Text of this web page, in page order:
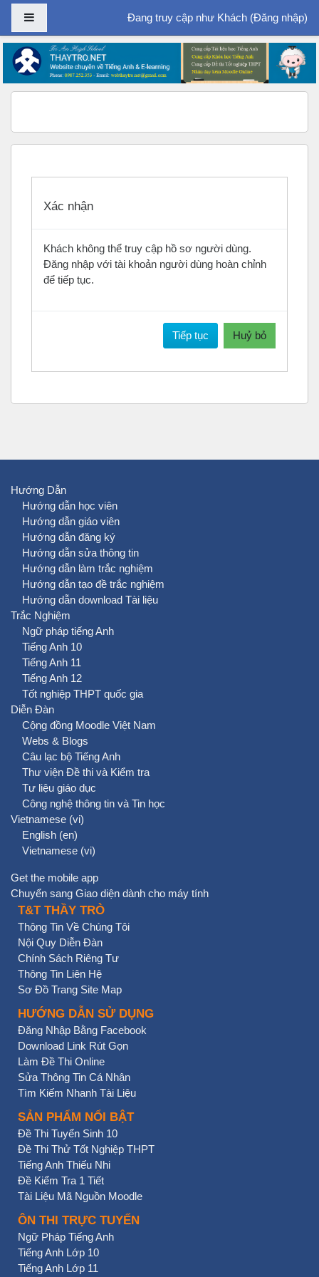
Chuyển tới nội dung chính
Bảng điều khiển cạnhĐang truy cập như Khách (Đăng nhập)
Xác nhận
Khách không thể truy cập hồ sơ người dùng.
Đăng nhập với tài khoản người dùng hoàn chỉnh
để tiếp tục.
Tiếp tục Huỷ bỏ
Hướng Dẫn
Hướng dẫn học viên
Hướng dẫn giáo viên
Hướng dẫn đăng ký
Hướng dẫn sửa thông tin
Hướng dẫn làm trắc nghiệm
Hướng dẫn tạo đề trắc nghiệm
Hướng dẫn download Tài liệu
Trắc Nghiệm
Ngữ pháp tiếng Anh
Tiếng Anh 10
Tiếng Anh 11
Tiếng Anh 12
Tốt nghiệp THPT quốc gia
Diễn Đàn
Cộng đồng Moodle Việt Nam
Webs & Blogs
Câu lạc bộ Tiếng Anh
Thư viện Đề thi và Kiểm tra
Tư liệu giáo dục
Công nghệ thông tin và Tin học
Vietnamese ‎(vi)‎
English ‎(en)‎
Vietnamese ‎(vi)‎
Get the mobile app
Chuyển sang Giao diện dành cho máy tính
T&T THẦY TRÒ
Thông Tin Về Chúng Tôi
Nội Quy Diễn Đàn
Chính Sách Riêng Tư
Thông Tin Liên Hệ
Sơ Đồ Trang Site Map
HƯỚNG DẪN SỬ DỤNG
Đăng Nhập Bằng Facebook
Download Link Rút Gọn
Làm Đề Thi Online
Sửa Thông Tin Cá Nhân
Tìm Kiếm Nhanh Tài Liệu
SẢN PHẨM NỔI BẬT
Đề Thi Tuyển Sinh 10
Đề Thi Thử Tốt Nghiệp THPT
Tiếng Anh Thiếu Nhi
Đề Kiểm Tra 1 Tiết
Tài Liệu Mã Nguồn Moodle
ÔN THI TRỰC TUYẾN
Ngữ Pháp Tiếng Anh
Tiếng Anh Lớp 10
Tiếng Anh Lớp 11